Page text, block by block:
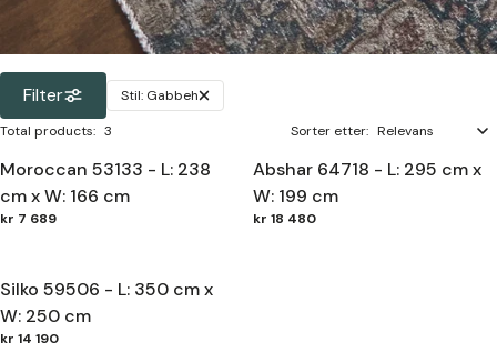
Filter Stil: Gabbeh
Total products: 3 Sorter etter:
Moroccan 53133 - L: 238
cm x W: 166 cm
kr 7 689
Abshar 64718 - L: 295 cm x
W: 199 cm
kr 18 480
Silko 59506 - L: 350 cm x
W: 250 cm
kr 14 190